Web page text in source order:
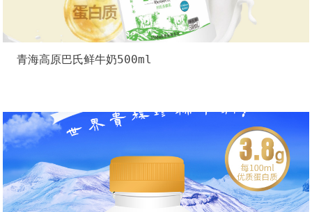
青海高原巴氏鲜牛奶500ml